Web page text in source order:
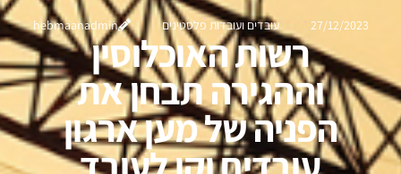
27/12/2023 עובדים ועובדות פלסטינים hebmaanadmin
רשות האוכלוסין
וההגירה תבחן את
הפניה של מען ארגון